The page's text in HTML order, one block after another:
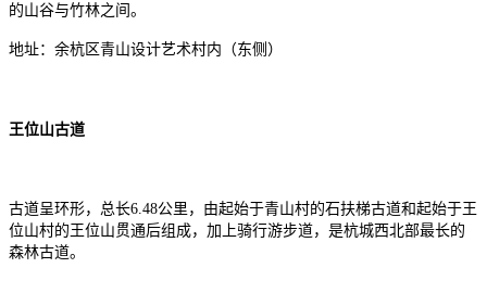
的山谷与竹林之间。
地址：余杭区青山设计艺术村内（东侧）
王位山古道
古道呈环形，总长6.48公里，由起始于青山村的石扶梯古道和起始于王
位山村的王位山贯通后组成，加上骑行游步道，是杭城西北部最长的
森林古道。